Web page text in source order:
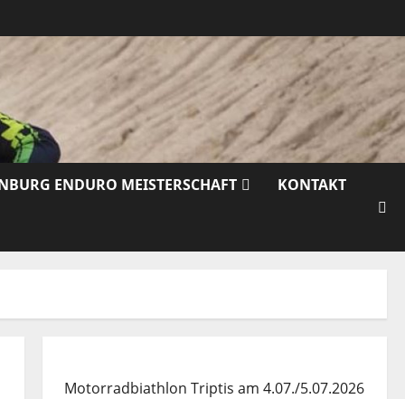
ENDURO MEISTERSCHAFT KONTAKT
Motorradbiathlon Triptis am 4.07./5.07.2026